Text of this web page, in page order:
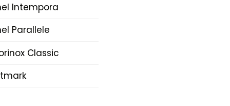
Intempora
Parallele
Classic